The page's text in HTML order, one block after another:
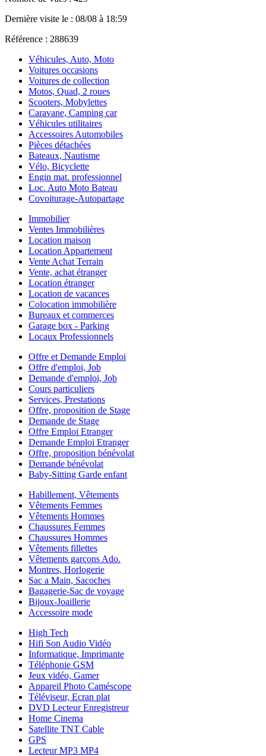
Dernière visite le : 08/08 à 18:59
Référence : 288639
Véhicules, Auto, Moto
Voitures occasions
Voitures de collection
Motos, Quad, 2 roues
Scooters, Mobylettes
Caravane, Camping car
Véhicules utilitaires
Accessoires Automobiles
Pièces détachées
Bateaux, Nautisme
Vélo, Bicyclette
Engin mat. professionnel
Loc. Auto Moto Bateau
Covoiturage-Autopartage
Immobilier
Ventes Immobilières
Location maison
Location Appartement
Vente Achat Terrain
Vente, achat étranger
Location étranger
Location de vacances
Colocation immobilière
Bureaux et commerces
Garage box - Parking
Locaux Professionnels
Offre et Demande Emploi
Offre d'emploi, Job
Demande d'emploi, Job
Cours particuliers
Services, Prestations
Offre, proposition de Stage
Demande de Stage
Offre Emploi Etranger
Demande Emploi Etranger
Offre, proposition bénévolat
Demande bénévolat
Baby-Sitting Garde enfant
Habillement, Vêtements
Vêtements Femmes
Vêtements Hommes
Chaussures Femmes
Chaussures Hommes
Vêtements fillettes
Vêtements garçons Ado.
Montres, Horlogerie
Sac a Main, Sacoches
Bagagerie-Sac de voyage
Bijoux-Joaillerie
Accessoire mode
High Tech
Hifi Son Audio Vidéo
Informatique, Imprimante
Téléphonie GSM
Jeux vidéo, Gamer
Appareil Photo Caméscope
Téléviseur, Ecran plat
DVD Lecteur Enregistreur
Home Cinema
Satellite TNT Cable
GPS
Lecteur MP3 MP4